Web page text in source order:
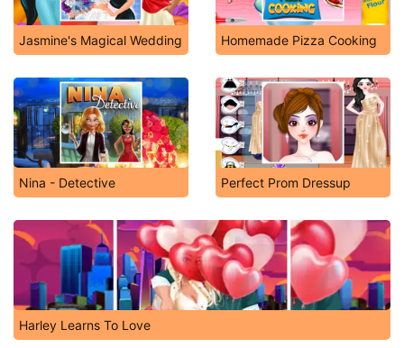
Jasmine's Magical Wedding Homemade Pizza Cooking
Nina - Detective Perfect Prom Dressup
Harley Learns To Love